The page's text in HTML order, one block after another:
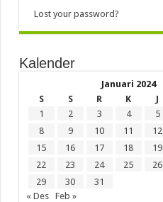
Lost your password?
Kalender
Januari 2024
S
S R K J
1
2 3 4 5
8
9 10 11 12
15
16 17 18 19
22
23 24 25 26
29
30
31
« Des
Feb »